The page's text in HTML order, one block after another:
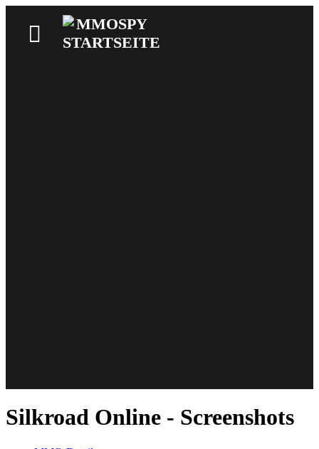
Silkroad Online - Screenshots